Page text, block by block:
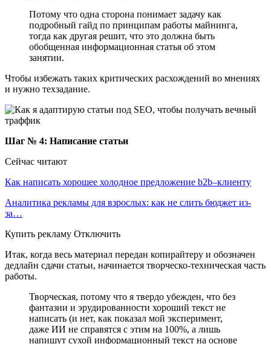
Потому что одна сторона понимает задачу как
подробный гайд по принципам работы майнинга,
тогда как другая решит, что это должна быть
обобщенная информационная статья об этом
занятии.
Чтобы избежать таких критических расхождений во мнениях
и нужно техзадание.
Шаг № 4: Написание статьи
Сейчас читают
Как написать хорошее холодное предложение b2b–клиенту
Аналитика рекламы для взрослых: как не слить бюджет из-
за…
Купить рекламу Отключить
Итак, когда весь материал передан копирайтеру и обозначен
дедлайн сдачи статьи, начинается творческо-техническая часть
работы.
Творческая, потому что я твердо убежден, что без
фантазии и эрудированности хороший текст не
написать (и нет, как показал мой эксперимент,
даже ИИ не справятся с этим на 100%, а лишь
напишут сухой информационный текст на основе